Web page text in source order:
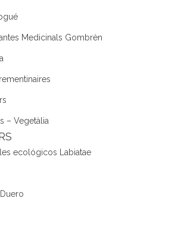
Medicinals Gombrèn
– Vegetàlia
ecológicos Labiatae